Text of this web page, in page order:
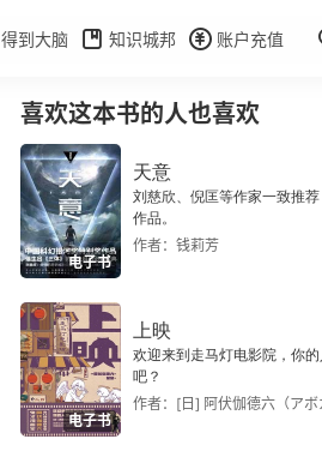
得到大脑 知识城邦 账户充值
喜欢这本书的人也喜欢
电子书
天意
刘慈欣、倪匡等作家一致推
作品。
作者：钱莉芳
电子书
上映
欢迎来到走马灯电影院，你
吧？
作者：[日] 阿伏伽德六（アボ